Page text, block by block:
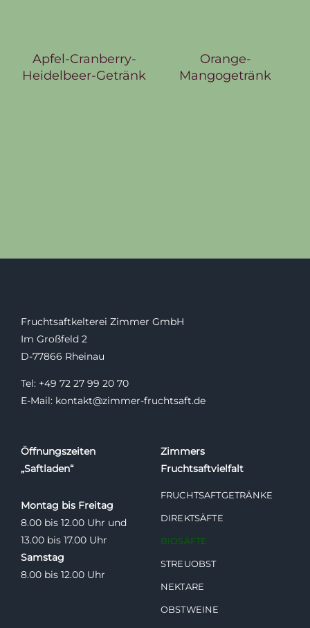
Apfel-Cranberry-
Heidelbeer-Getränk
Orange-
Mangogetränk
Fruchtsaftkelterei Zimmer GmbH
Im Großfeld 2
D-77866 Rheinau
Tel: +49 72 27 99 20 70
E-Mail: kontakt@zimmer-fruchtsaft.de
Öffnungszeiten
„Saftladen“
Montag bis Freitag
8.00 bis 12.00 Uhr und
13.00 bis 17.00 Uhr
Samstag
8.00 bis 12.00 Uhr
Zimmers
Fruchtsaftvielfalt
FRUCHTSAFTGETRÄNKE
DIREKTSÄFTE
BIOSÄFTE
STREUOBST
NEKTARE
OBSTWEINE